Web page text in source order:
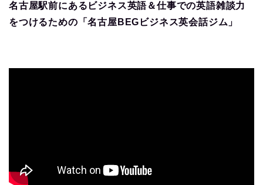
名古屋駅前にあるビジネス英語＆仕事での英語雑談力
をつけるための「名古屋BEGビジネス英会話ジム」